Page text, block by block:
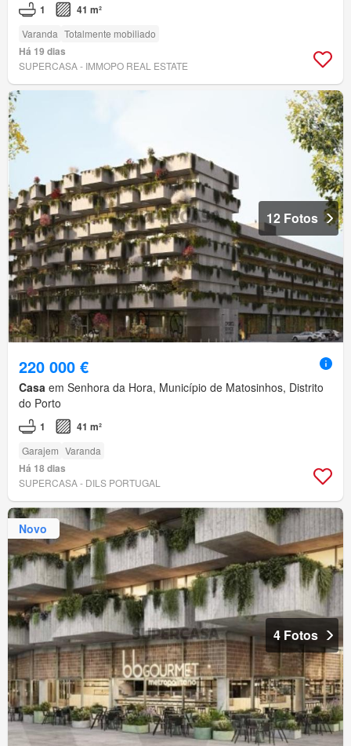
1 41 m²
Varanda Totalmente mobiliado
Há 19 dias
SUPERCASA - IMMOPO REAL ESTATE
12 Fotos
220 000 €
Casa em Senhora da Hora, Município de Matosinhos, Distrito
do Porto
1 41 m²
Garajem Varanda
Há 18 dias
SUPERCASA - DILS PORTUGAL
Novo
4 Fotos